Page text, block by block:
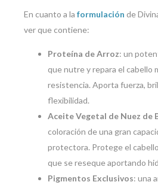
En cuanto a la formulación de
ver que contiene:
Proteína de Arroz: un
que nutre y repara el cabello
resistencia. Aporta fuerza,
flexibilidad.
Aceite Vegetal de Nuez de
coloración de una gran
protectora. Protege el
que se reseque aportando
Pigmentos Exclusivos: una